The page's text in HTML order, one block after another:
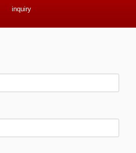
inquiry